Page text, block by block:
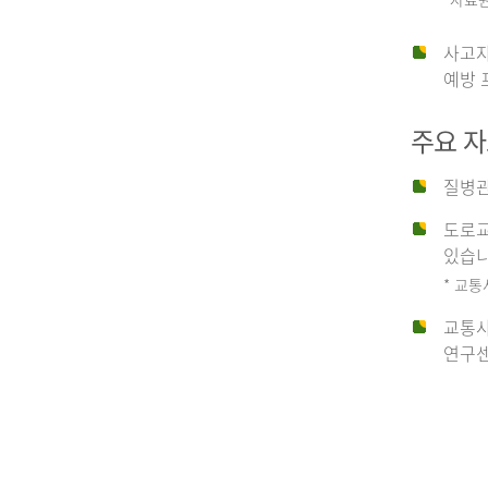
사
종
사고
예방
주요
질병
도로
있습
* 교통
교통
연구